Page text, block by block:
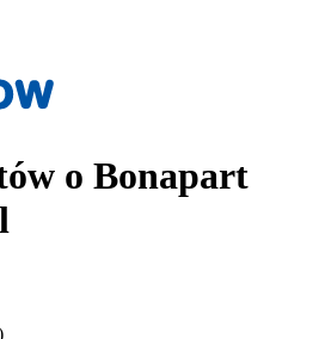
o Bonapart